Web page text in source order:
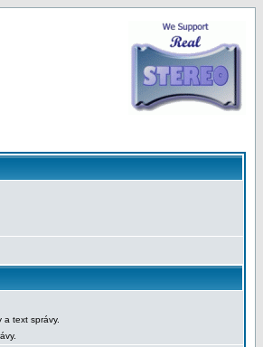
text správy.